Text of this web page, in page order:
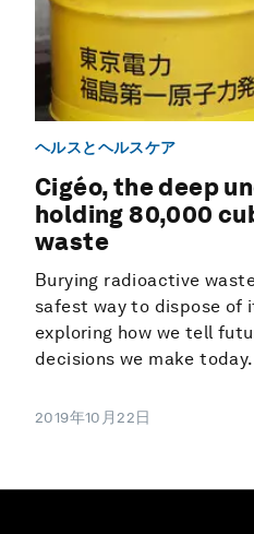
ヘルスとヘルスケア
Cigéo, the deep
holding 80,000
waste
Burying radioactive
safest way to dispose of
exploring how we tell
decisions we make today.
2019年10月22日